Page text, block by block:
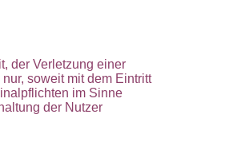
der Verletzung einer
soweit mit dem Eintritt
im Sinne
der Nutzer